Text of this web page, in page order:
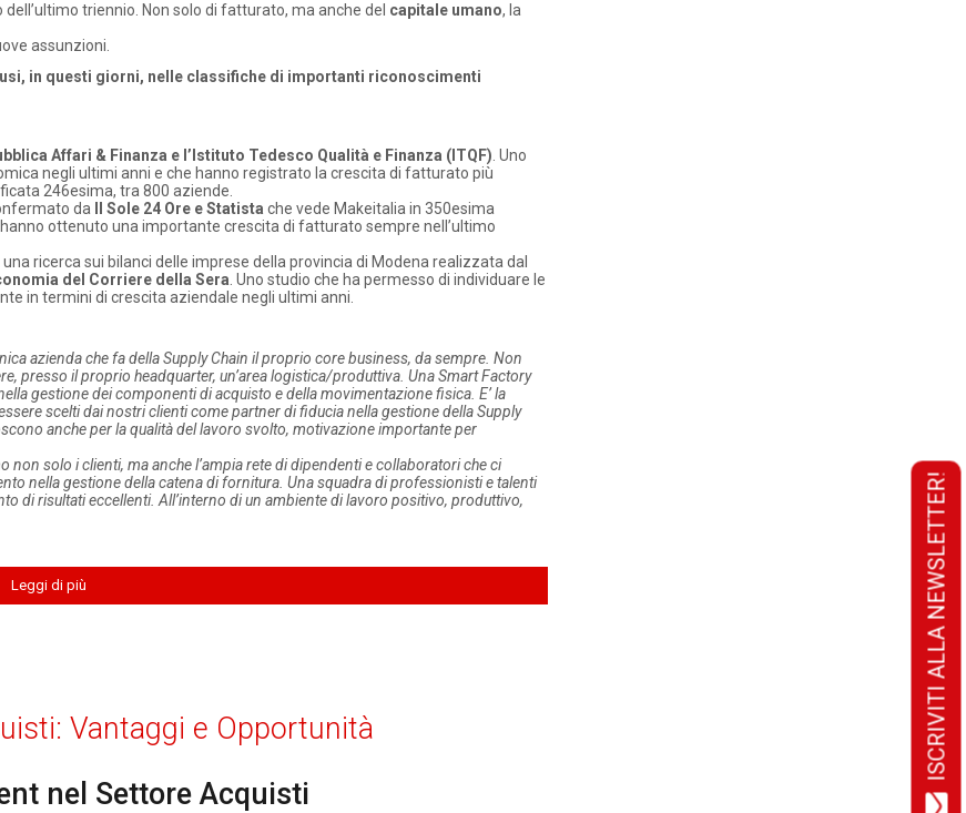
triennio. Non solo di fatturato, ma anche del capitale umano, la
assunzioni.
in questi giorni, nelle classifiche di importanti riconoscimenti
Affari & Finanza e l’Istituto Tedesco Qualità e Finanza (ITQF) . Uno
negli ultimi anni e che hanno registrato la crescita di fatturato più
246esima, tra 800 aziende.
da Il Sole 24 Ore e Statista che vede Makeitalia in 350esima
ottenuto una importante crescita di fatturato sempre nell’ultimo
ricerca sui bilanci delle imprese della provincia di Modena realizzata dal
del Corriere della Sera . Uno studio che ha permesso di individuare le
in termini di crescita aziendale negli ultimi anni.
azienda che fa della Supply Chain il proprio core business, da sempre. Non
presso il proprio headquarter, un’area logistica/produttiva. Una Smart Factory
gestione dei componenti di acquisto e della movimentazione fisica. E’ la
scelti dai nostri clienti come partner di fiducia nella gestione della Supply
anche per la qualità del lavoro svolto, motivazione importante per
solo i clienti, ma anche l’ampia rete di dipendenti e collaboratori che ci
nella gestione della catena di fornitura. Una squadra di professionisti e talenti
di risultati eccellenti. All’interno di un ambiente di lavoro positivo, produttivo,
Leggi di più
Vantaggi e Opportunità
nel Settore Acquisti
ISCRIVITI ALLA NEWSLETTER!